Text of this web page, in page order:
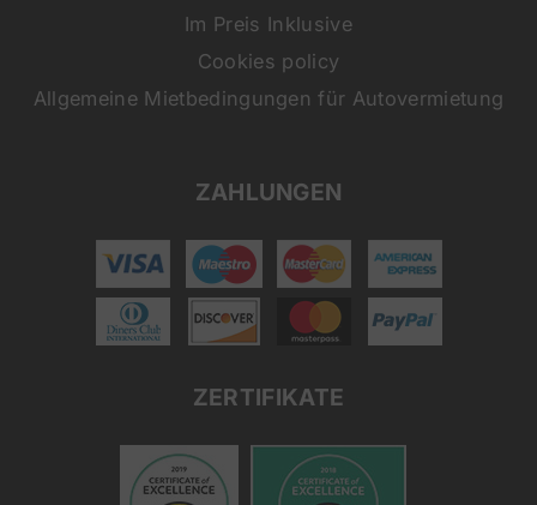
Im Preis Inklusive
Cookies policy
Allgemeine Mietbedingungen für Autovermietung
ZAHLUNGEN
ZERTIFIKATE